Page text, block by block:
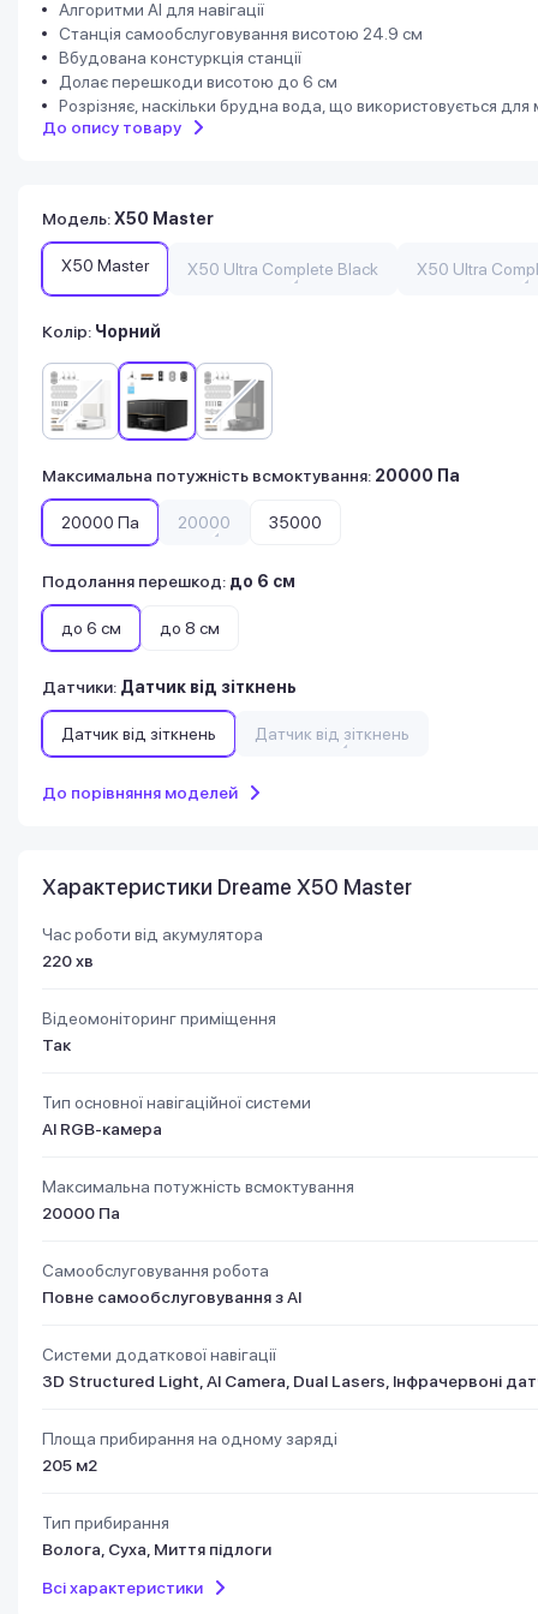
Алгоритми AI для навігації
Станція самообслуговування висотою 24.9 см
Вбудована констуркція станції
Долає перешкоди висотою до 6 см
Розрізняє, наскільки брудна вода, що використовується для
До опису товару
Модель:X50 Master
X50 Master X50 Ultra Complete Black X50 Ultra
Колір: Чорний
Максимальна потужність всмоктування: 20000 Па
20000 Па 20000 35000
Подолання перешкод: до 6 см
до 6 см до 8 см
Датчики: Датчик від зіткнень
Датчик від зіткнень Датчик від зіткнень
До порівняння моделей
Характеристики Dreame X50 Master
Час роботи від акумулятора
220 хв
Відеомоніторинг приміщення
Так
Тип основної навігаційної системи
AI RGB-камера
Максимальна потужність всмоктування
20000 Па
Самообслуговування робота
Повне самообслуговування з AI
Системи додаткової навігації
3D Structured Light, AI Camera, Dual Lasers, Інфрачервоні
Площа прибирання на одному заряді
205 м2
Тип прибирання
Волога, Суха, Миття підлоги
Всі характеристики